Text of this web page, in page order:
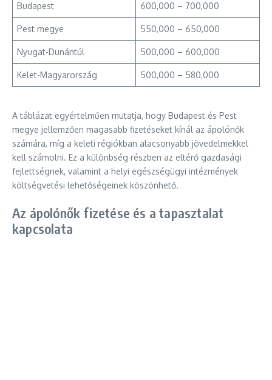
Budapest 600,000 – 700,000
Pest megye 550,000 – 650,000
Nyugat-Dunántúl 500,000 – 600,000
Kelet-Magyarország 500,000 – 580,000
A táblázat egyértelműen mutatja, hogy Budapest és Pest
megye jellemzően magasabb fizetéseket kínál az ápolónők
számára, míg a keleti régiókban alacsonyabb jövedelmekkel
kell számolni. Ez a különbség részben az eltérő gazdasági
fejlettségnek, valamint a helyi egészségügyi intézmények
költségvetési lehetőségeinek köszönhető.
Az ápolónők fizetése és a tapasztalat
kapcsolata